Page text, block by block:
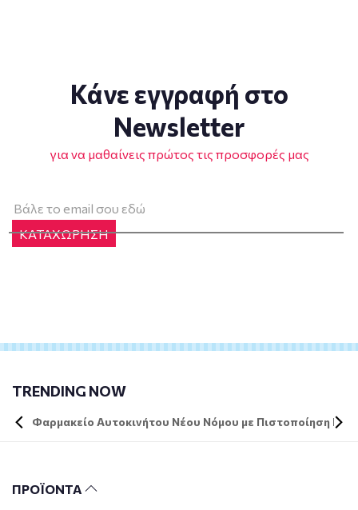
Κάνε εγγραφή στο
Newsletter
για να μαθαίνεις πρώτος τις προσφορές μας
ΚΑΤΑΧΩΡΗΣΗ
TRENDING NOW
Φαρμακείο Αυτοκινήτου Νέου Νόμου με Πιστοποίηση DIN
ΠΡΟΪΟΝΤΑ